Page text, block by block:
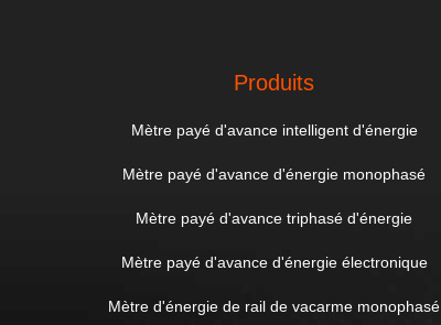
Produits
Mètre payé d'avance intelligent d'énergie
Mètre payé d'avance d'énergie monophasé
Mètre payé d'avance triphasé d'énergie
Mètre payé d'avance d'énergie électronique
Mètre d'énergie de rail de vacarme monophasé